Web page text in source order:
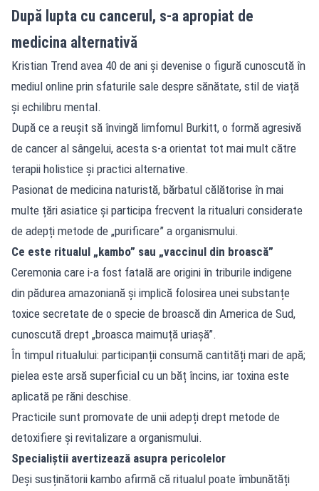
După lupta cu cancerul, s-a apropiat de
medicina alternativă
Kristian Trend avea 40 de ani și devenise o figură cunoscută în
mediul online prin sfaturile sale despre sănătate, stil de viață
și echilibru mental.
După ce a reușit să învingă limfomul Burkitt, o formă agresivă
de cancer al sângelui, acesta s-a orientat tot mai mult către
terapii holistice și practici alternative.
Pasionat de medicina naturistă, bărbatul călătorise în mai
multe țări asiatice și participa frecvent la ritualuri considerate
de adepți metode de „purificare” a organismului.
Ce este ritualul „kambo” sau „vaccinul din broască”
Ceremonia care i-a fost fatală are origini în triburile indigene
din pădurea amazoniană și implică folosirea unei substanțe
toxice secretate de o specie de broască din America de Sud,
cunoscută drept „broasca maimuță uriașă”.
În timpul ritualului: participanții consumă cantități mari de apă;
pielea este arsă superficial cu un băț încins, iar toxina este
aplicată pe răni deschise.
Practicile sunt promovate de unii adepți drept metode de
detoxifiere și revitalizare a organismului.
Specialiștii avertizează asupra pericolelor
Deși susținătorii kambo afirmă că ritualul poate îmbunătăți